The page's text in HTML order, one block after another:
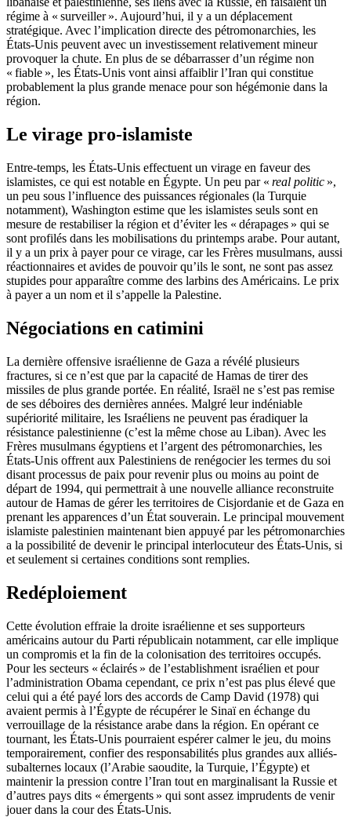
régime à « surveiller ». Aujourd’hui, il y a un déplacement
stratégique. Avec l’implication directe des pétromonarchies, les
États-Unis peuvent avec un investissement relativement mineur
provoquer la chute. En plus de se débarrasser d’un régime non
« fiable », les États-Unis vont ainsi affaiblir l’Iran qui constitue
probablement la plus grande menace pour son hégémonie dans la
région.
Le virage pro-islamiste
Entre-temps, les États-Unis effectuent un virage en faveur des
islamistes, ce qui est notable en Égypte. Un peu par « real politic »,
un peu sous l’influence des puissances régionales (la Turquie
notamment), Washington estime que les islamistes seuls sont en
mesure de restabiliser la région et d’éviter les « dérapages » qui se
sont profilés dans les mobilisations du printemps arabe. Pour autant,
il y a un prix à payer pour ce virage, car les Frères musulmans, aussi
réactionnaires et avides de pouvoir qu’ils le sont, ne sont pas assez
stupides pour apparaître comme des larbins des Américains. Le prix
à payer a un nom et il s’appelle la Palestine.
Négociations en catimini
La dernière offensive israélienne de Gaza a révélé plusieurs
fractures, si ce n’est que par la capacité de Hamas de tirer des
missiles de plus grande portée. En réalité, Israël ne s’est pas remise
de ses déboires des dernières années. Malgré leur indéniable
supériorité militaire, les Israéliens ne peuvent pas éradiquer la
résistance palestinienne (c’est la même chose au Liban). Avec les
Frères musulmans égyptiens et l’argent des pétromonarchies, les
États-Unis offrent aux Palestiniens de renégocier les termes du soi
disant processus de paix pour revenir plus ou moins au point de
départ de 1994, qui permettrait à une nouvelle alliance reconstruite
autour de Hamas de gérer les territoires de Cisjordanie et de Gaza en
prenant les apparences d’un État souverain. Le principal mouvement
islamiste palestinien maintenant bien appuyé par les pétromonarchies
a la possibilité de devenir le principal interlocuteur des États-Unis, si
et seulement si certaines conditions sont remplies.
Redéploiement
Cette évolution effraie la droite israélienne et ses supporteurs
américains autour du Parti républicain notamment, car elle implique
un compromis et la fin de la colonisation des territoires occupés.
Pour les secteurs « éclairés » de l’establishment israélien et pour
l’administration Obama cependant, ce prix n’est pas plus élevé que
celui qui a été payé lors des accords de Camp David (1978) qui
avaient permis à l’Égypte de récupérer le Sinaï en échange du
verrouillage de la résistance arabe dans la région. En opérant ce
tournant, les États-Unis pourraient espérer calmer le jeu, du moins
temporairement, confier des responsabilités plus grandes aux alliés-
subalternes locaux (l’Arabie saoudite, la Turquie, l’Égypte) et
maintenir la pression contre l’Iran tout en marginalisant la Russie et
d’autres pays dits « émergents » qui sont assez imprudents de venir
jouer dans la cour des États-Unis.